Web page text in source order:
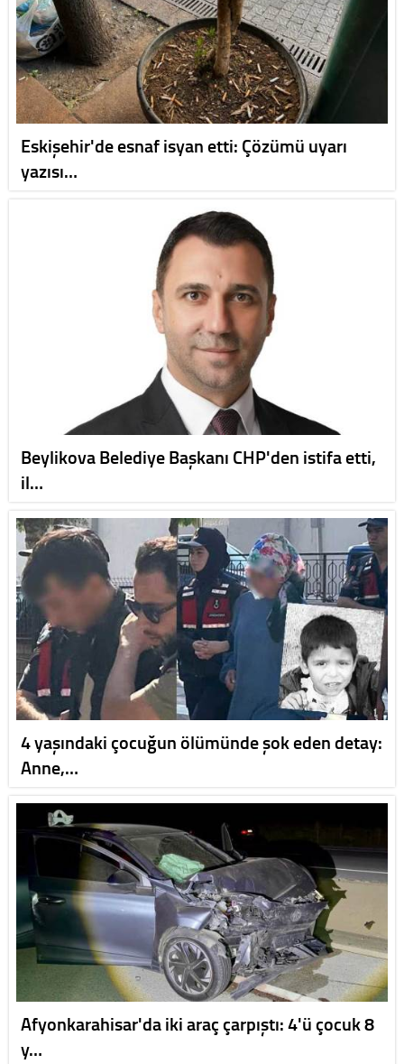
Eskişehir'de esnaf isyan etti: Çözümü uyarı
yazısı…
Beylikova Belediye Başkanı CHP'den istifa etti,
il…
4 yaşındaki çocuğun ölümünde şok eden detay:
Anne,…
Afyonkarahisar'da iki araç çarpıştı: 4'ü çocuk 8
y…